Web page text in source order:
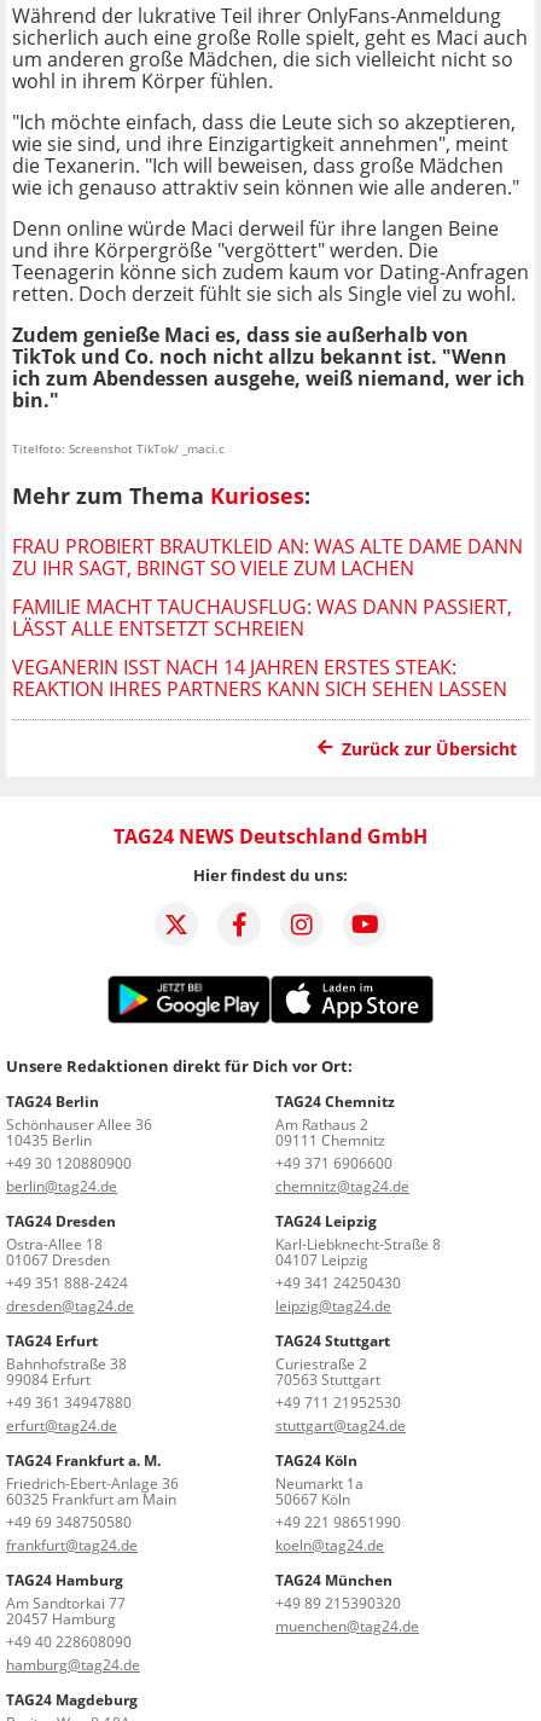
Während der lukrative Teil ihrer OnlyFans-Anmeldung
sicherlich auch eine große Rolle spielt, geht es Maci auch
um anderen große Mädchen, die sich vielleicht nicht so
wohl in ihrem Körper fühlen.
"Ich möchte einfach, dass die Leute sich so akzeptieren,
wie sie sind, und ihre Einzigartigkeit annehmen", meint
die Texanerin. "Ich will beweisen, dass große Mädchen
wie ich genauso attraktiv sein können wie alle anderen."
Denn online würde Maci derweil für ihre langen Beine
und ihre Körpergröße "vergöttert" werden. Die
Teenagerin könne sich zudem kaum vor Dating-Anfragen
retten. Doch derzeit fühlt sie sich als Single viel zu wohl.
Zudem genieße Maci es, dass sie außerhalb von
TikTok und Co. noch nicht allzu bekannt ist. "Wenn
ich zum Abendessen ausgehe, weiß niemand, wer ich
bin."
Titelfoto: Screenshot TikTok/ _maci.c
Mehr zum Thema Kurioses:
FRAU PROBIERT BRAUTKLEID AN: WAS ALTE DAME DANN
ZU IHR SAGT, BRINGT SO VIELE ZUM LACHEN
FAMILIE MACHT TAUCHAUSFLUG: WAS DANN PASSIERT,
LÄSST ALLE ENTSETZT SCHREIEN
VEGANERIN ISST NACH 14 JAHREN ERSTES STEAK:
REAKTION IHRES PARTNERS KANN SICH SEHEN LASSEN
Zurück zur Übersicht
TAG24 NEWS Deutschland GmbH
Hier findest du uns:
Unsere Redaktionen direkt für Dich vor Ort:
TAG24 Berlin
Schönhauser Allee 36
10435 Berlin
+49 30 120880900
berlin@tag24.de
TAG24 Chemnitz
Am Rathaus 2
09111 Chemnitz
+49 371 6906600
chemnitz@tag24.de
TAG24 Dresden
Ostra-Allee 18
01067 Dresden
+49 351 888-2424
dresden@tag24.de
TAG24 Leipzig
Karl-Liebknecht-Straße 8
04107 Leipzig
+49 341 24250430
leipzig@tag24.de
TAG24 Erfurt
Bahnhofstraße 38
99084 Erfurt
+49 361 34947880
erfurt@tag24.de
TAG24 Stuttgart
Curiestraße 2
70563 Stuttgart
+49 711 21952530
stuttgart@tag24.de
TAG24 Frankfurt a. M.
Friedrich-Ebert-Anlage 36
60325 Frankfurt am Main
+49 69 348750580
frankfurt@tag24.de
TAG24 Köln
Neumarkt 1a
50667 Köln
+49 221 98651990
koeln@tag24.de
TAG24 Hamburg
Am Sandtorkai 77
20457 Hamburg
+49 40 228608090
hamburg@tag24.de
TAG24 München
+49 89 215390320
muenchen@tag24.de
TAG24 Magdeburg